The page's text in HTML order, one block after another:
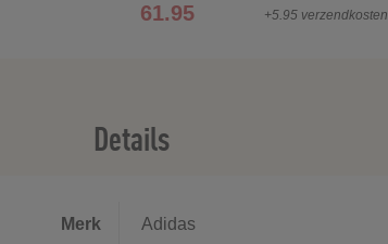
61.95 +5.95 verzendkosten
Details
Merk Adidas